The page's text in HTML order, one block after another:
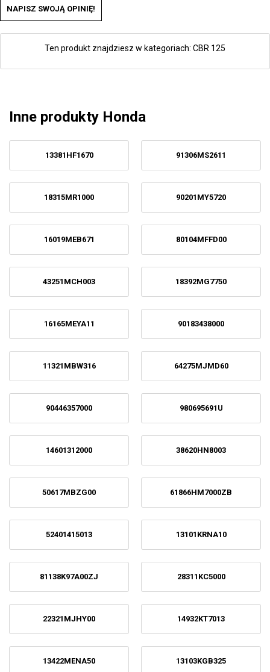
NAPISZ SWOJĄ OPINIĘ!
Ten produkt znajdziesz w kategoriach: CBR 125
Inne produkty Honda
13381HF1670 91306MS2611
18315MR1000 90201MY5720
16019MEB671 80104MFFD00
43251MCH003 18392MG7750
16165MEYA11 90183438000
11321MBW316 64275MJMD60
90446357000 980695691U
14601312000 38620HN8003
50617MBZG00 61866HM7000ZB
52401415013 13101KRNA10
81138K97A00ZJ 28311KC5000
22321MJHY00 14932KT7013
13422MENA50 13103KGB325